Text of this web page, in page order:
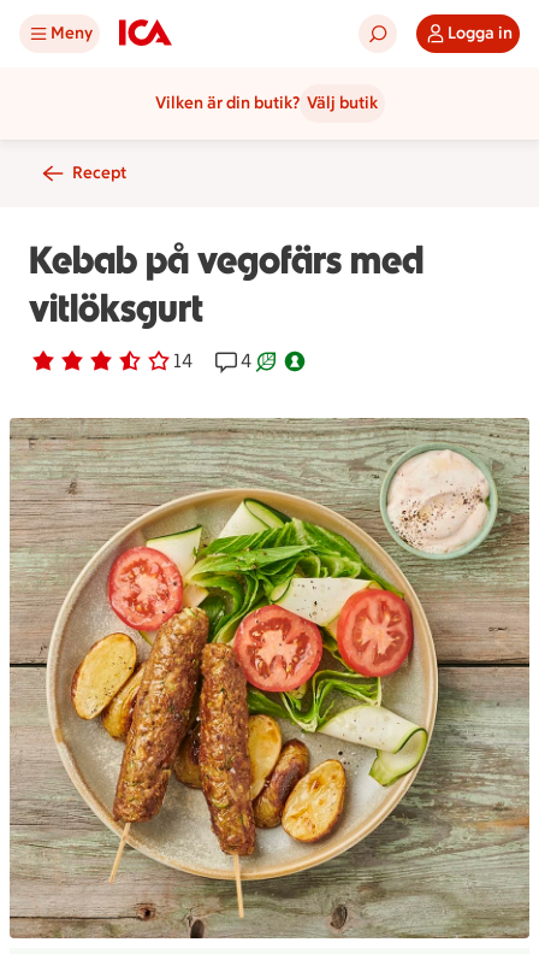
Meny Logga in
Vilken är din butik? Välj butik
Recept
Kebab på vegofärs med
vitlöksgurt
Betyg 3.7 av 5. 14
14 personer har röstatReceptet har 4 kommentarer
4 Receptet är ett klimartsmart val.
Nyckelhålsmärkt.